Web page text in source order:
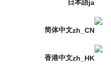
日本語
简体中文
香港中文